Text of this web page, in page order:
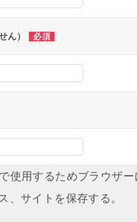
ん） 必須
使用するためブラウザー
、サイトを保存する。